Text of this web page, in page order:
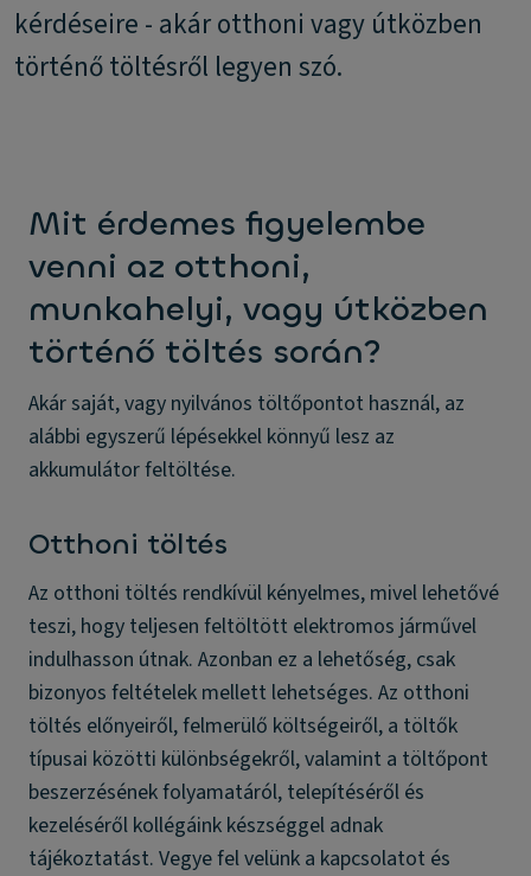
kérdéseire - akár otthoni vagy útközben
történő töltésről legyen szó.
Mit érdemes figyelembe
venni az otthoni,
munkahelyi, vagy útközben
történő töltés során?
Akár saját, vagy nyilvános töltőpontot használ, az
alábbi egyszerű lépésekkel könnyű lesz az
akkumulátor feltöltése.
Otthoni töltés
Az otthoni töltés rendkívül kényelmes, mivel lehetővé
teszi, hogy teljesen feltöltött elektromos járművel
indulhasson útnak. Azonban ez a lehetőség, csak
bizonyos feltételek mellett lehetséges. Az otthoni
töltés előnyeiről, felmerülő költségeiről, a töltők
típusai közötti különbségekről, valamint a töltőpont
beszerzésének folyamatáról, telepítéséről és
kezeléséről kollégáink készséggel adnak
tájékoztatást. Vegye fel velünk a kapcsolatot és